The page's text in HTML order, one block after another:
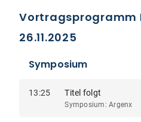
26.11.2025
Symposium
13:25 Titel folgt
Symposium: Argenx